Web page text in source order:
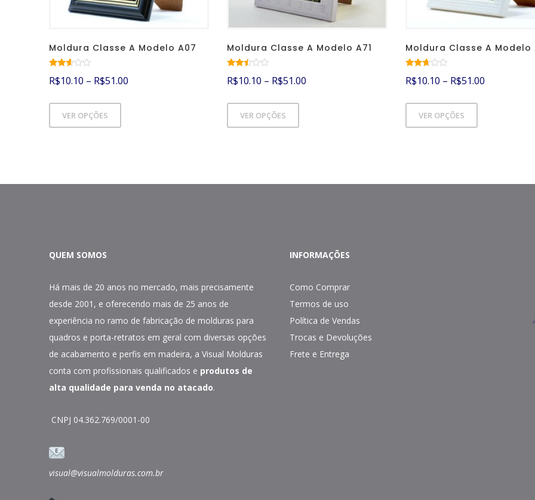
Moldura Classe A Modelo A07
ção
R$10.10 – R$51.00
VER OPÇÕES
Moldura Classe A Modelo A71
ação
R$10.10 – R$51.00
VER OPÇÕES
Moldura Classe A Modelo
ção
R$10.10 – R$51.00
VER OPÇÕES
QUEM SOMOS
Há mais de 20 anos no mercado, mais precisamente
desde 2001, e oferecendo mais de 25 anos de
experiência no ramo de fabricação de molduras para
quadros e porta-retratos em geral com diversas opções
de acabamento e perfis em madeira, a Visual Molduras
conta com profissionais qualificados e produtos de
alta qualidade para venda no atacado.
CNPJ 04.362.769/0001-00
visual@visualmolduras.com.br
INFORMAÇÕES
Como Comprar
Termos de uso
Política de Vendas
Trocas e Devoluções
Frete e Entrega